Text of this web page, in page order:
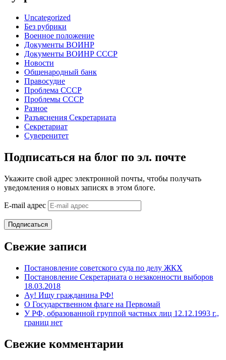
Uncategorized
Без рубрики
Военное положение
Документы ВОИНР
Документы ВОИНР СССР
Новости
Общенародный банк
Правосудие
Проблема СССР
Проблемы СССР
Разное
Разъяснения Секретариата
Секретариат
Суверенитет
Подписаться на блог по эл. почте
Укажите свой адрес электронной почты, чтобы получать
уведомления о новых записях в этом блоге.
E-mail адрес
Подписаться
Свежие записи
Постановление советского суда по делу ЖКХ
Постановление Секретариата о незаконности выборов
18.03.2018
Ау! Ищу гражданина РФ!
О Государственном флаге на Первомай
У РФ, образованной группой частных лиц 12.12.1993 г.,
границ нет
Свежие комментарии